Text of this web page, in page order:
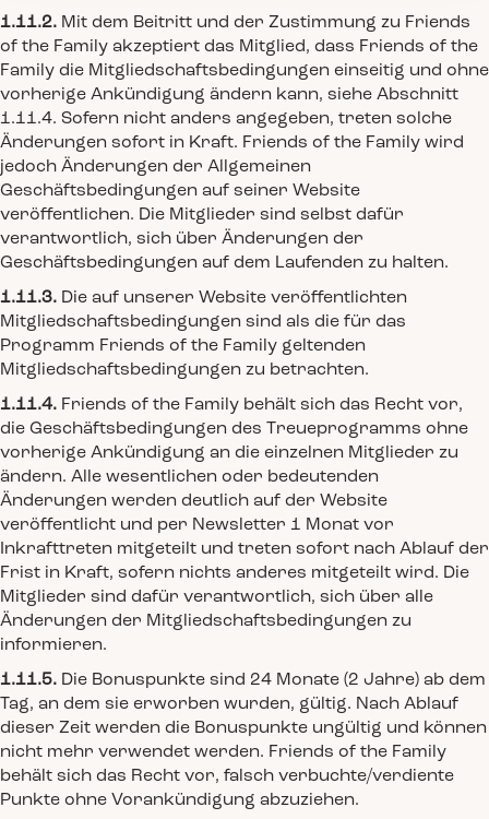
1.11.2. Mit dem Beitritt und der Zustimmung zu Friends
of the Family akzeptiert das Mitglied, dass Friends of the
Family die Mitgliedschaftsbedingungen einseitig und ohne
vorherige Ankündigung ändern kann, siehe Abschnitt
1.11.4. Sofern nicht anders angegeben, treten solche
Änderungen sofort in Kraft. Friends of the Family wird
jedoch Änderungen der Allgemeinen
Geschäftsbedingungen auf seiner Website
veröffentlichen. Die Mitglieder sind selbst dafür
verantwortlich, sich über Änderungen der
Geschäftsbedingungen auf dem Laufenden zu halten.
1.11.3. Die auf unserer Website veröffentlichten
Mitgliedschaftsbedingungen sind als die für das
Programm Friends of the Family geltenden
Mitgliedschaftsbedingungen zu betrachten.
1.11.4. Friends of the Family behält sich das Recht vor,
die Geschäftsbedingungen des Treueprogramms ohne
vorherige Ankündigung an die einzelnen Mitglieder zu
ändern. Alle wesentlichen oder bedeutenden
Änderungen werden deutlich auf der Website
veröffentlicht und per Newsletter 1 Monat vor
Inkrafttreten mitgeteilt und treten sofort nach Ablauf der
Frist in Kraft, sofern nichts anderes mitgeteilt wird. Die
Mitglieder sind dafür verantwortlich, sich über alle
Änderungen der Mitgliedschaftsbedingungen zu
informieren.
1.11.5. Die Bonuspunkte sind 24 Monate (2 Jahre) ab dem
Tag, an dem sie erworben wurden, gültig. Nach Ablauf
dieser Zeit werden die Bonuspunkte ungültig und können
nicht mehr verwendet werden. Friends of the Family
behält sich das Recht vor, falsch verbuchte/verdiente
Punkte ohne Vorankündigung abzuziehen.